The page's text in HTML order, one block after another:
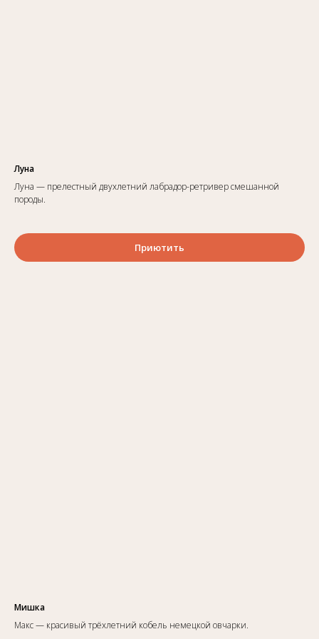
Луна
Луна — прелестный двухлетний лабрадор-ретривер смешанной
породы.
Приютить
Мишка
Макс — красивый трёхлетний кобель немецкой овчарки.